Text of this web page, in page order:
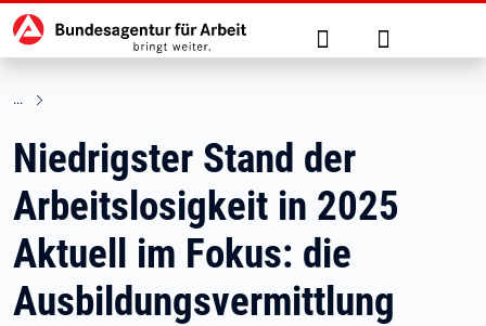
zu den Hauptinhalten springen
Hauptnavigation Suche Anmelden
Niedrigster Stand der
Arbeitslosigkeit in 2025
Aktuell im Fokus: die
Ausbildungsvermittlung